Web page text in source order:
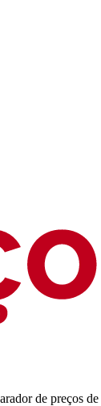
de preços